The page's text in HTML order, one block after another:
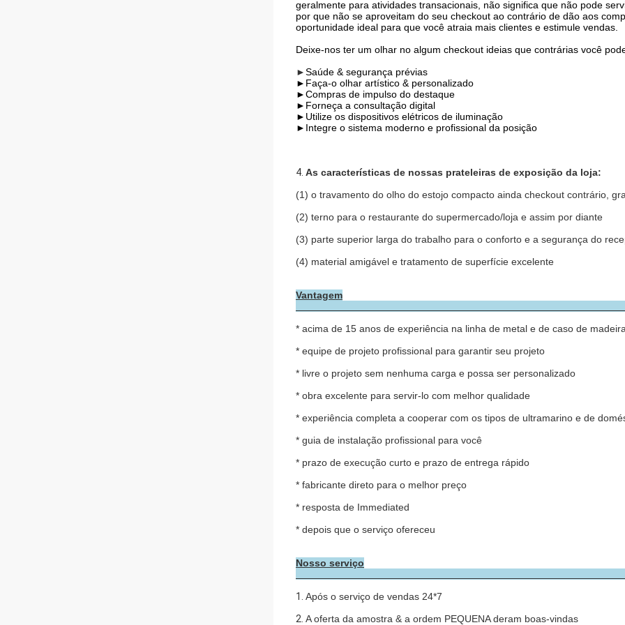
geralmente para atividades transacionais, não significa que não pode
por que não se aproveitam do seu checkout ao contrário de dão aos
oportunidade ideal para que você atraia mais clientes e estimule vendas.
Deixe-nos ter um olhar no algum checkout ideias que contrárias você
►Saúde & segurança prévias
►Faça-o olhar artístico & personalizado
►Compras de impulso do destaque
►Forneça a consultação digital
►Utilize os dispositivos elétricos de iluminação
►Integre o sistema moderno e profissional da posição
4. As características de nossas prateleiras de exposição da loja:
(1) o travamento do olho do estojo compacto ainda checkout contrário,
(2) terno para o restaurante do supermercado/loja e assim por diante
(3) parte superior larga do trabalho para o conforto e a segurança do
(4) material amigável e tratamento de superfície excelente
Vantagem
* acima de 15 anos de experiência na linha de metal e de caso de
* equipe de projeto profissional para garantir seu projeto
* livre o projeto sem nenhuma carga e possa ser personalizado
* obra excelente para servir-lo com melhor qualidade
* experiência completa a cooperar com os tipos de ultramarino e de
* guia de instalação profissional para você
* prazo de execução curto e prazo de entrega rápido
* fabricante direto para o melhor preço
* resposta de Immediated
* depois que o serviço ofereceu
Nosso serviço
1. Após o serviço de vendas 24*7
2. A oferta da amostra & a ordem PEQUENA deram boas-vindas